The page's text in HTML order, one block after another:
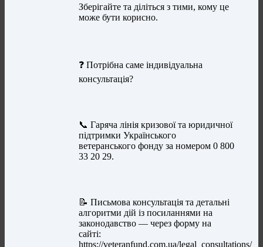
Зберігайте та діліться з тими, кому це
може бути корисно.
❓ Потрібна саме індивідуальна
консультація?
📞 Гаряча лінія кризової та юридичної
підтримки Українського
ветеранського фонду за номером 0 800
33 20 29.
📝 Письмова консультація та детальні
алгоритми дій із посиланнями на
законодавство — через форму на
сайті:
https://veteranfund.com.ua/legal_consultations/